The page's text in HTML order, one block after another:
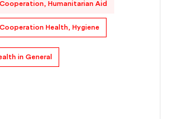
Humanitarian Aid
Health, Hygiene
in General